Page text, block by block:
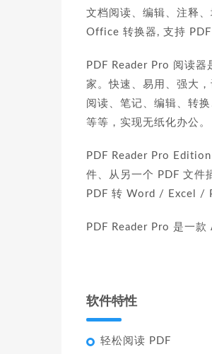
文档阅读、编辑、注释
Office 转换器, 支持
PDF Reader Pro 阅读
家。快速、易用、强大
阅读、笔记、编辑、转
等等，实现无纸化办公。
PDF Reader Pro
件、从另一个 PDF 文件
PDF 转 Word / Excel /
PDF Reader Pro 是一
软件特性
轻松阅读 PDF